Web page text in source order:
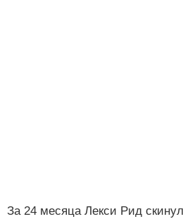
За 24 месяца Лекси Рид